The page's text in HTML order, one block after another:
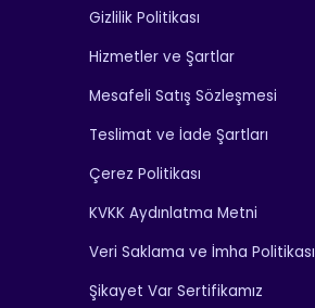
Gizlilik Politikası
Hizmetler ve Şartlar
Mesafeli Satış Sözleşmesi
Teslimat ve İade Şartları
Çerez Politikası
KVKK Aydınlatma Metni
Veri Saklama ve İmha Politikası
Şikayet Var Sertifikamız